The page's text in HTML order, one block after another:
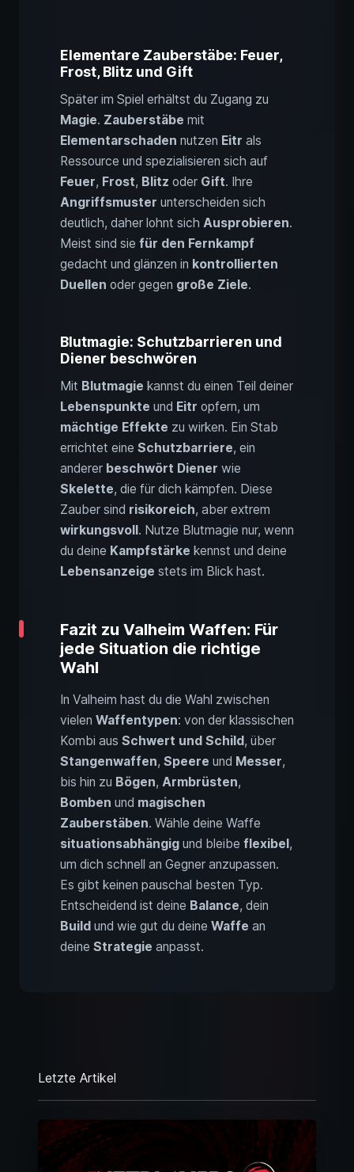
Elementare Zauberstäbe: Feuer,
Frost, Blitz und Gift
Später im Spiel erhältst du Zugang zu
Magie. Zauberstäbe mit
Elementarschaden nutzen Eitr als
Ressource und spezialisieren sich auf
Feuer, Frost, Blitz oder Gift. Ihre
Angriffsmuster unterscheiden sich
deutlich, daher lohnt sich Ausprobieren.
Meist sind sie für den Fernkampf
gedacht und glänzen in kontrollierten
Duellen oder gegen große Ziele.
Blutmagie: Schutzbarrieren und
Diener beschwören
Mit Blutmagie kannst du einen Teil deiner
Lebenspunkte und Eitr opfern, um
mächtige Effekte zu wirken. Ein Stab
errichtet eine Schutzbarriere, ein
anderer beschwört Diener wie
Skelette, die für dich kämpfen. Diese
Zauber sind risikoreich, aber extrem
wirkungsvoll. Nutze Blutmagie nur, wenn
du deine Kampfstärke kennst und deine
Lebensanzeige stets im Blick hast.
Fazit zu Valheim Waffen: Für
jede Situation die richtige
Wahl
In Valheim hast du die Wahl zwischen
vielen Waffentypen: von der klassischen
Kombi aus Schwert und Schild, über
Stangenwaffen, Speere und Messer,
bis hin zu Bögen, Armbrüsten,
Bomben und magischen
Zauberstäben. Wähle deine Waffe
situationsabhängig und bleibe flexibel,
um dich schnell an Gegner anzupassen.
Es gibt keinen pauschal besten Typ.
Entscheidend ist deine Balance, dein
Build und wie gut du deine Waffe an
deine Strategie anpasst.
Letzte Artikel